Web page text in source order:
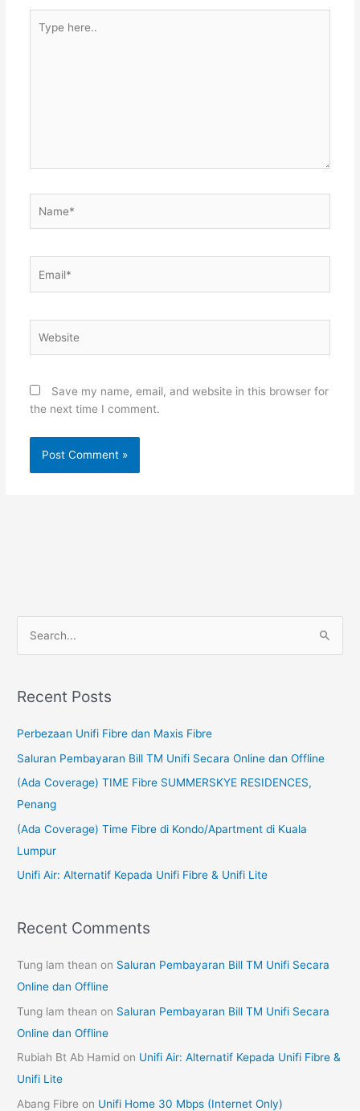
here..
Save my name, email, and website in this browser for
the next time I comment.
r
o
r
:
Recent Posts
Perbezaan Unifi Fibre dan Maxis Fibre
Saluran Pembayaran Bill TM Unifi Secara Online dan Offline
(Ada Coverage) TIME Fibre SUMMERSKYE RESIDENCES,
Penang
(Ada Coverage) Time Fibre di Kondo/Apartment di Kuala
Lumpur
Unifi Air: Alternatif Kepada Unifi Fibre & Unifi Lite
Recent Comments
Tung lam thean on Saluran Pembayaran Bill TM Unifi Secara
Online dan Offline
Tung lam thean on Saluran Pembayaran Bill TM Unifi Secara
Online dan Offline
Rubiah Bt Ab Hamid on Unifi Air: Alternatif Kepada Unifi Fibre &
Unifi Lite
Abang Fibre on Unifi Home 30 Mbps (Internet Only)